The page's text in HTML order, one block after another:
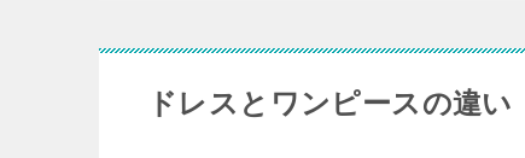
ドレスとワンピースの違い